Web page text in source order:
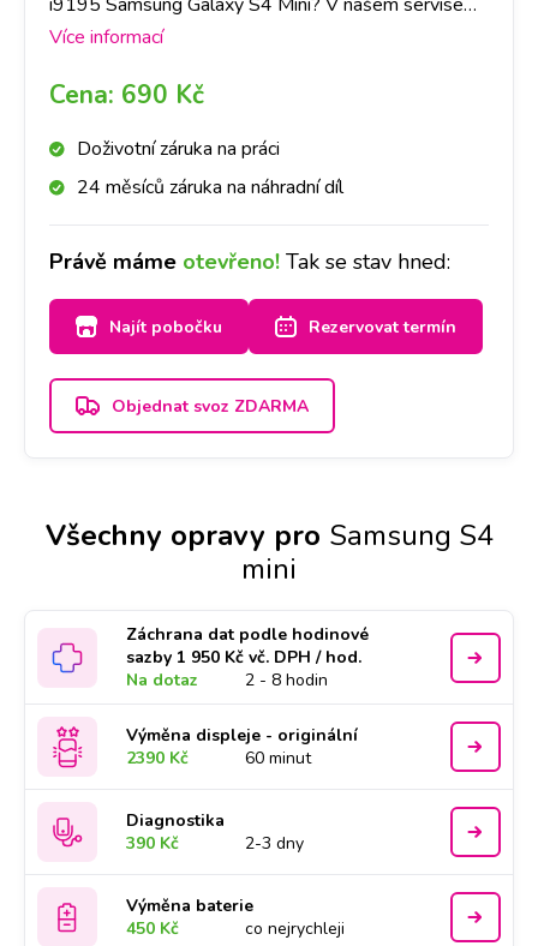
mobilních telefonů a tabletů opravíme na Samsung
iLoveServis po celé ČR máme velké sklady dílů, tak
abyste ještě DNES měli svůj i9195 Samsung
Galaxy S4 Mini opravený v Praze, Brně, Ostravě,
Olomouci, Liberci, Pardubicích a Českých
Více informací
Cena: 690 Kč
Doživotní záruka na práci
24 měsíců záruka na náhradní díl
Právě máme otevřeno! Tak se stav hned:
Najít pobočku Rezervovat termín
Objednat svoz ZDARMA
Všechny opravy pro Samsung S4
mini
Záchrana dat podle hodinové
sazby 1 950 Kč vč. DPH / hod.
Na dotaz
2 - 8 hodin
Výměna displeje - originální
2390 Kč
60 minut
Diagnostika
390 Kč
2-3 dny
Výměna baterie
450 Kč
co nejrychleji